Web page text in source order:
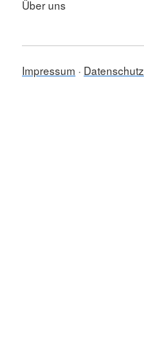
Über uns
Impressum Datenschutz